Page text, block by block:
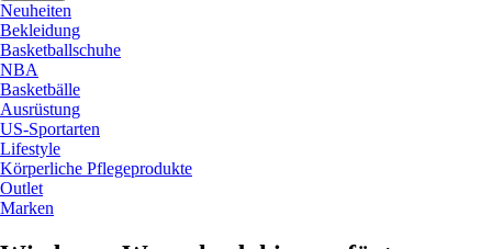
Neuheiten
Bekleidung
Basketballschuhe
NBA
Basketbälle
Ausrüstung
US-Sportarten
Lifestyle
Körperliche Pflegeprodukte
Outlet
Marken